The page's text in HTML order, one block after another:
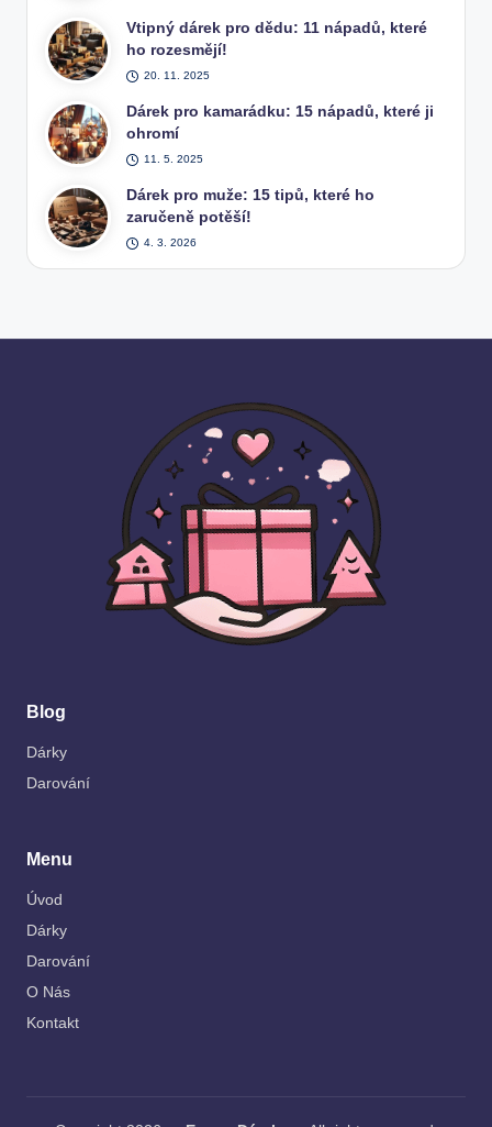
Vtipný dárek pro dědu: 11 nápadů, které
ho rozesmějí!
20. 11. 2025
Dárek pro kamarádku: 15 nápadů, které ji
ohromí
11. 5. 2025
Dárek pro muže: 15 tipů, které ho
zaručeně potěší!
4. 3. 2026
Blog
Dárky
Darování
Menu
Úvod
Dárky
Darování
O Nás
Kontakt